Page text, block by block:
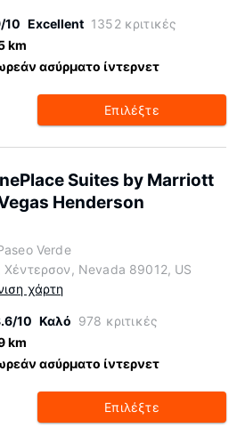
10 Excellent 1352 κριτικές
km
ασύρματο ίντερνετ
Επιλέξτε
Suites by Marriott
Henderson
Verde
Χέντερσον, Nevada 89012, US
χάρτη
10 Καλό 978 κριτικές
km
ασύρματο ίντερνετ
Επιλέξτε